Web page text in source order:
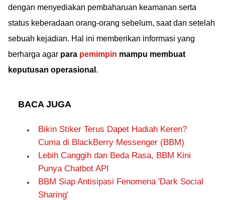
dengan menyediakan pembaharuan keamanan serta
status keberadaan orang-orang sebelum, saat dan setelah
sebuah kejadian. Hal ini memberikan informasi yang
berharga agar para pemimpin mampu membuat
keputusan operasional .
BACA JUGA
Bikin Stiker Terus Dapet Hadiah Keren?
Cuma di BlackBerry Messenger (BBM)
Lebih Canggih dan Beda Rasa, BBM Kini
Punya Chatbot API
BBM Siap Antisipasi Fenomena 'Dark Social
Sharing'